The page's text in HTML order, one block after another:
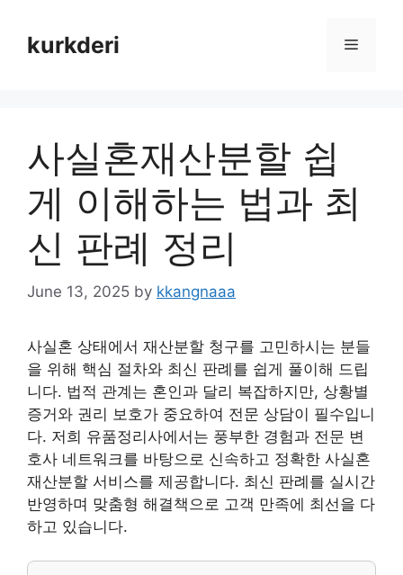
contentkurkderi Menu
사실혼재산분할 쉽
게 이해하는 법과 최
신 판례 정리
June 13, 2025 by kkangnaaa
사실혼 상태에서 재산분할 청구를 고민하시는 분들
을 위해 핵심 절차와 최신 판례를 쉽게 풀이해 드립
니다. 법적 관계는 혼인과 달리 복잡하지만, 상황별
증거와 권리 보호가 중요하여 전문 상담이 필수입니
다. 저희 유품정리사에서는 풍부한 경험과 전문 변
호사 네트워크를 바탕으로 신속하고 정확한 사실혼
재산분할 서비스를 제공합니다. 최신 판례를 실시간
반영하며 맞춤형 해결책으로 고객 만족에 최선을 다
하고 있습니다.